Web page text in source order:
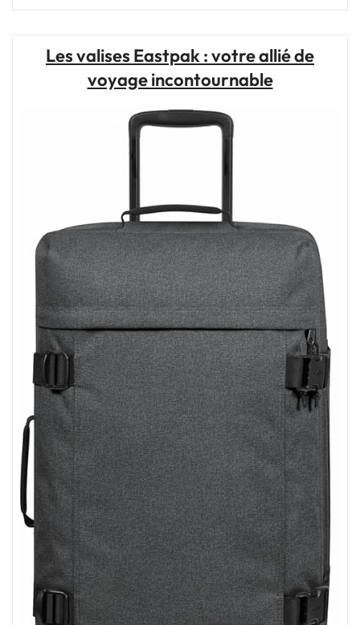
:
Compagnon
Idéal
Explorer
le
Les valises Eastpak : votre allié de
voyage incontournable